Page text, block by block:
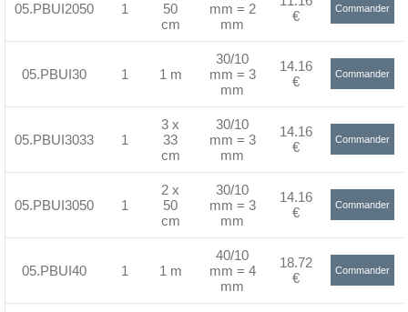
05.PBUI2050 1
50
cm
mm = 2
mm
€
Commander
05.PBUI30 1 1 m
30/10
mm = 3
mm
14.16
€
Commander
05.PBUI3033 1
3 x
33
cm
30/10
mm = 3
mm
14.16
€
Commander
05.PBUI3050 1
2 x
50
cm
30/10
mm = 3
mm
14.16
€
Commander
05.PBUI40 1 1 m
40/10
mm = 4
mm
18.72
€
Commander